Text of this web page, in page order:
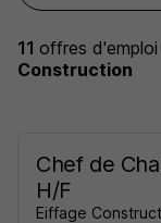
11 offres d'emploi
Construction
Chef de
H/F
Eiffage